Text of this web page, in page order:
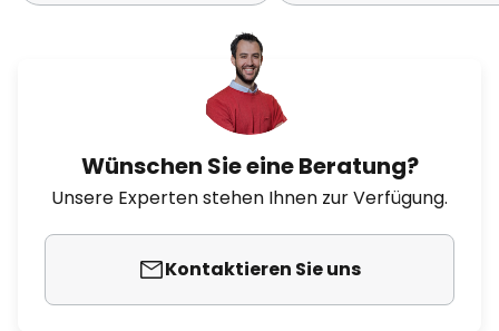
Wünschen Sie eine Beratung?
Unsere Experten stehen Ihnen zur Verfügung.
Kontaktieren Sie uns